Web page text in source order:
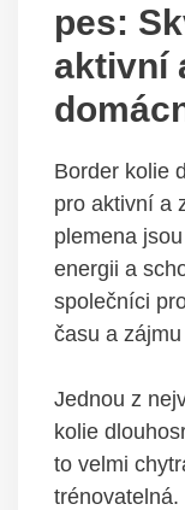
pes:
aktivní
Border kolie
pro aktivní a
plemena
energii a
společníci
času a
Jednou z
kolie
to velmi